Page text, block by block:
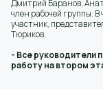
Дмитрий Баранов,
член рабочей группы.
участник,
Тюриков.
- Все руководители
работу на втором